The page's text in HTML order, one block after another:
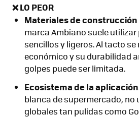
❌ LO PEOR
Materiales de construcción
marca Ambiano suele
sencillos y ligeros. Al tacto
económico y su durabilidad
golpes puede ser limitada.
Ecosistema de la
blanca de supermercado, no
globales tan pulidas como